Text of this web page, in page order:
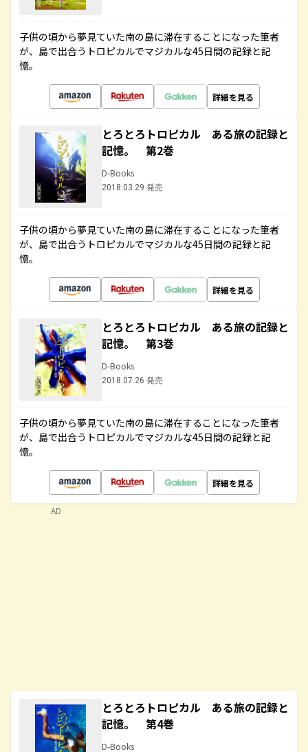
子供の頃から夢見ていた南の島に滞在することになった筆者
が、島で出合うトロピカルでマジカルな45日間の記録と記
憶。
詳細を見る
とろとろトロピカル ある旅の記録と
記憶。 第2巻
D-Books
2018.03.29 発売
子供の頃から夢見ていた南の島に滞在することになった筆者
が、島で出合うトロピカルでマジカルな45日間の記録と記
憶。
詳細を見る
とろとろトロピカル ある旅の記録と
記憶。 第3巻
D-Books
2018.07.26 発売
子供の頃から夢見ていた南の島に滞在することになった筆者
が、島で出合うトロピカルでマジカルな45日間の記録と記
憶。
詳細を見る
とろとろトロピカル ある旅の記録と
記憶。 第4巻
D-Books
AD